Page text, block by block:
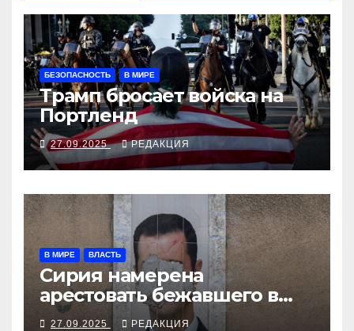
БЕЗОПАСНОСТЬ В МИРЕ
Трамп бросает войска на
Портленд
27.09.2025 РЕДАКЦИЯ
В МИРЕ ВЛАСТЬ
Сирия намерена
арестовать бежавшего в
Москву экс-диктатора
27.09.2025 РЕДАКЦИЯ